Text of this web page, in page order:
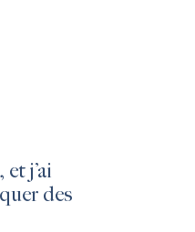
j’ai
des